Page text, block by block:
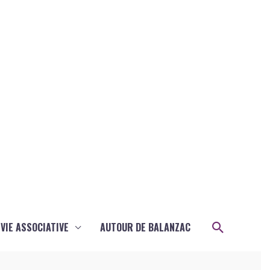
VIE ASSOCIATIVE AUTOUR DE BALANZAC